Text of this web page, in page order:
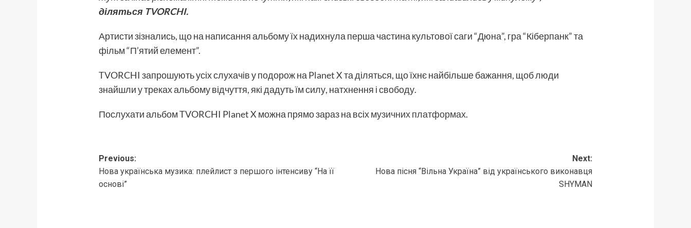
діляться TVORCHI.
Артисти зізнались, що на написання альбому їх надихнула перша частина культової саги “Дюна”, гра “Кіберпанк” та
фільм “П’ятий елемент”.
TVORCHI запрошують усіх слухачів у подорож на Planet X та діляться, що їхнє найбільше бажання, щоб люди
знайшли у треках альбому відчуття, які дадуть їм силу, натхнення і свободу.
Послухати альбом TVORCHI Planet X можна прямо зараз на всіхмузичних платформах.
Post
navigation
Previous:
Нова українська музика: плейлист з першого інтенсиву “На її
основі”
Next:
Нова пісня “Вільна Україна” від українського виконавця
SHYMAN